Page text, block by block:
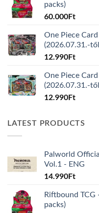
packs)
60.000Ft
One Piece
(2026.07.31.-
12.990Ft
One Piece
(2026.07.31.-
12.990Ft
LATEST PRODUCTS
Palworld
Vol.1 - ENG
14.990Ft
Riftbound TCG
packs)